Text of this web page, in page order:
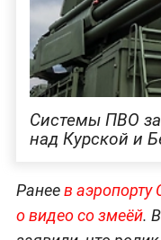
Системы ПВО
над Курской и
Ранеев аэропорту
о видео со змеёй.